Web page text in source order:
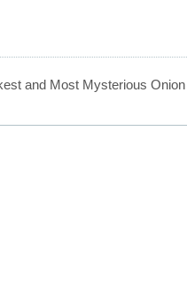
and Most Mysterious